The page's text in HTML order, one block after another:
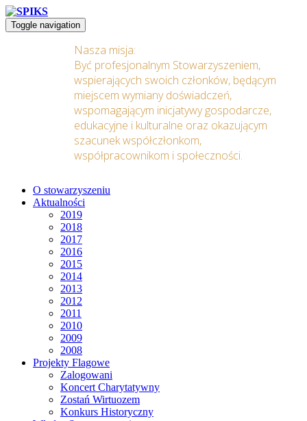
Toggle navigation
Nasza misja:
Być profesjonalnym Stowarzyszeniem,
wspierających swoich członków, będącym
miejscem wymiany doświadczeń,
wspomagającym inicjatywy gospodarcze,
edukacyjne i kulturalne oraz okazującym
szacunek współczłonkom,
współpracownikom i społeczności.
O stowarzyszeniu
Aktualności
2019
2018
2017
2016
2015
2014
2013
2012
2011
2010
2009
2008
Projekty Flagowe
Zalogowani
Koncert Charytatywny
Zostań Wirtuozem
Konkurs Historyczny